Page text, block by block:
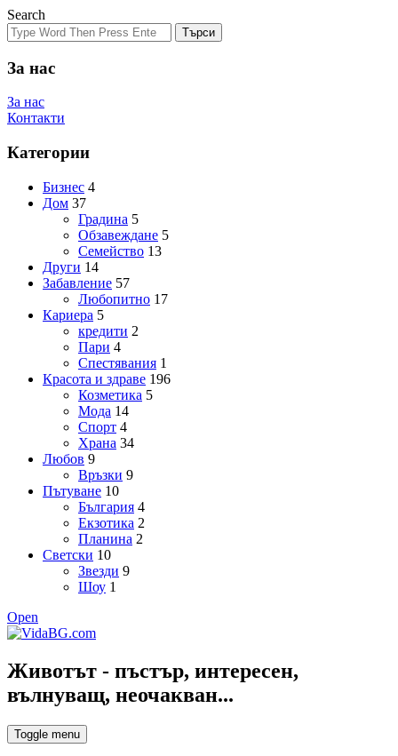
Search
Търси
За нас
За нас
Контакти
Категории
Бизнес 4
Дом 37
Градина 5
Обзавеждане 5
Семейство 13
Други 14
Забавление 57
Любопитно 17
Кариера 5
кредити 2
Пари 4
Спестявания 1
Красота и здраве 196
Козметика 5
Мода 14
Спорт 4
Храна 34
Любов 9
Връзки 9
Пътуване 10
България 4
Екзотика 2
Планина 2
Светски 10
Звезди 9
Шоу 1
Open
Животът - пъстър, интересен,
вълнуващ, неочакван...
Toggle menu